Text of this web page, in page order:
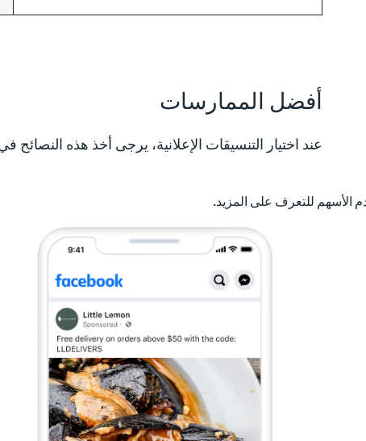
أفضل الممارسات
عند اختيار التنسيقات الإعلانية، يرجى أخذ هذه النصائح في
الأسهم للتعرف على المزيد.